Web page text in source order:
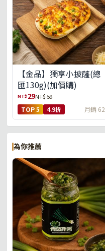
【金品】獨享小披薩(總
匯130g)(加價購)
NT$ 29NT$ 59
TOP 5 4.9折 月銷 62
為你推薦